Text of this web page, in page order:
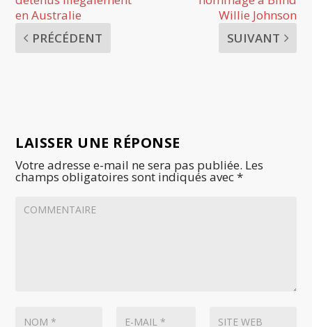
en Australie
PRÉCÉDENT
Willie Johnson
SUIVANT
LAISSER UNE RÉPONSE
Votre adresse e-mail ne sera pas publiée. Les
champs obligatoires sont indiqués avec*